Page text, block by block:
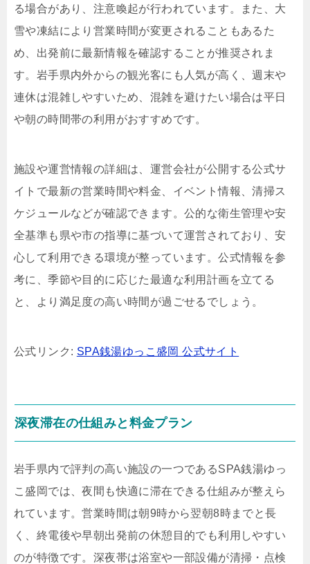
る場合があり、注意喚起が行われています。また、大
雪や凍結により営業時間が変更されることもあるた
め、出発前に最新情報を確認することが推奨されま
す。岩手県内外からの観光客にも人気が高く、週末や
連休は混雑しやすいため、混雑を避けたい場合は平日
や朝の時間帯の利用がおすすめです。
施設や運営情報の詳細は、運営会社が公開する公式サ
イトで最新の営業時間や料金、イベント情報、清掃ス
ケジュールなどが確認できます。公的な衛生管理や安
全基準も県や市の指導に基づいて運営されており、安
心して利用できる環境が整っています。公式情報を参
考に、季節や目的に応じた最適な利用計画を立てる
と、より満足度の高い時間が過ごせるでしょう。
公式リンク: SPA銭湯ゆっこ盛岡 公式サイト
深夜滞在の仕組みと料金プラン
岩手県内で評判の高い施設の一つであるSPA銭湯ゆっ
こ盛岡では、夜間も快適に滞在できる仕組みが整えら
れています。営業時間は朝9時から翌朝8時までと長
く、終電後や早朝出発前の休憩目的でも利用しやすい
のが特徴です。深夜帯は浴室や一部設備が清掃・点検